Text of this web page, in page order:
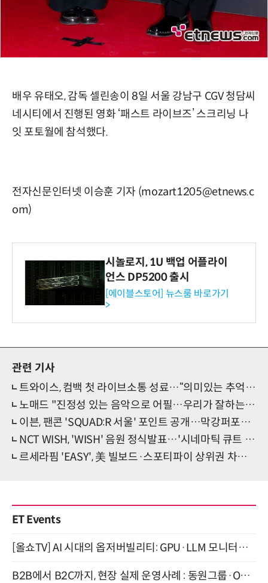
배우 유태오, 감독 셀린송이 8일 서울 강남구 CGV 청담씨
네시티에서 진행된 영화 ‘패스트 라이브즈’ 스크리닝 나
잇 포토월에 참석했다.
전자신문인터넷 이승훈 기자 (mozart1205@etnews.c
om)
시놀로지, 1U 백업 어플라이
언스 DP5200 출시
[에이블스토어] 뉴스룸 바로가기
>
관련 기사
트와이스, 컴백 첫 라이브소통 성료…“의미있는 추억 되길”
노매드 "진정성 있는 음악으로 어필…우리가 잘하는 것 보여주겠다" (쇼케이스)
이븐, 팬콘 'SQUAD:R 서울' 포인트 공개…막강퍼포·무대서사·재치입담
NCT WISH, 'WISH' 음원 정식발표…'시네마틱 큐트 청춘' 본격 시작
르세라핌 'EASY', 美 빌보드·스포티파이 상위권 차지…NME, 피플 등 매체호평 줄이어
ET Events
[올쇼TV] AI 시대의 옵저버빌리티: GPU·LLM 모니터링부터 AI 기반 장애 대응까지 (8/11 생방송)
B2B에서 B2C까지, 현장 실제 운영사례 : 동원그룹·OCI·다이닝브랜즈그룹·당근 (8/27)